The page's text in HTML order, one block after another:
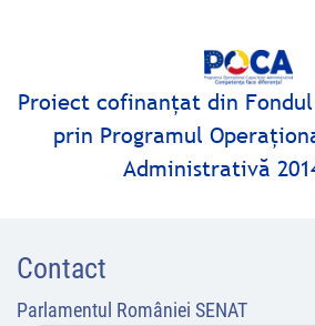
Citește mai departe
Proiect cofinanţat din
prin Programul
Administrativă
Contact
Parlamentul României SENAT